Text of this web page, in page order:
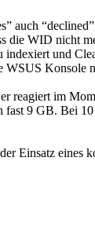
auch
WID nicht
und
WSUS Konsole
reagiert im
9 GB. Bei
Einsatz